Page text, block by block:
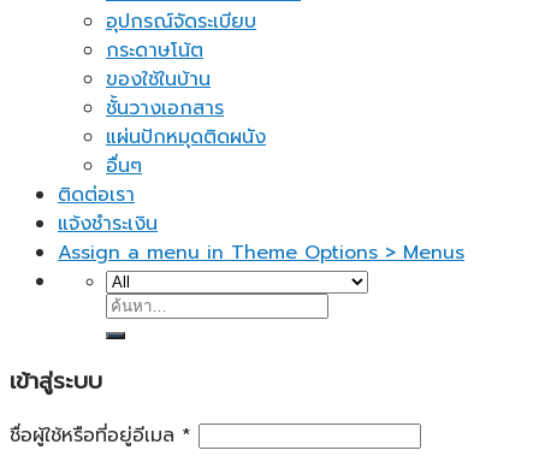
อุปกรณ์จัดระเบียบ
กระดาษโน้ต
ของใช้ในบ้าน
ชั้นวางเอกสาร
แผ่นปักหมุดติดผนัง
อื่นๆ
ติดต่อเรา
แจ้งชำระเงิน
Assign a menu in Theme Options > Menus
ค้นหา:
เข้าสู่ระบบ
ชื่อผู้ใช้หรือที่อยู่อีเมล *